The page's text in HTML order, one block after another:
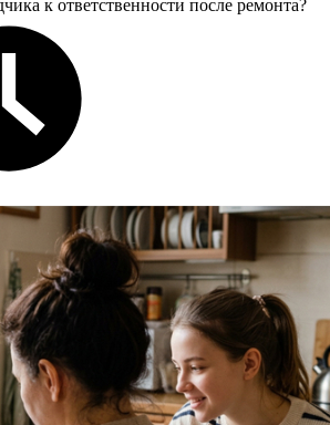
к ответственности после ремонта?